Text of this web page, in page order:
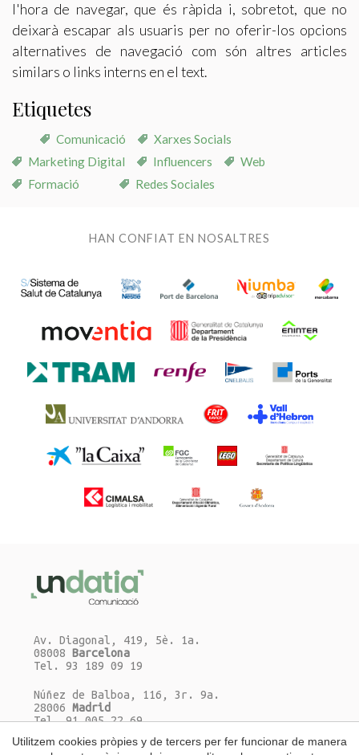
l'hora de navegar, que és ràpida i, sobretot, que no
deixarà escapar als usuaris per no oferir-los opcions
alternatives de navegació com són altres articles
similars o links interns en el text.
Etiquetes
Comunicació
Xarxes Socials
Marketing Digital
Influencers
Web
Formació
Redes Sociales
HAN CONFIAT EN NOSALTRES
Av. Diagonal, 419, 5è. 1a.
08008 Barcelona
Tel. 93 189 09 19
Núñez de Balboa, 116, 3r. 9a.
28006 Madrid
Tel. 91 005 22 69
Escriu-nos un correu-e
Utilitzem cookies pròpies y de tercers per fer funcionar de manera